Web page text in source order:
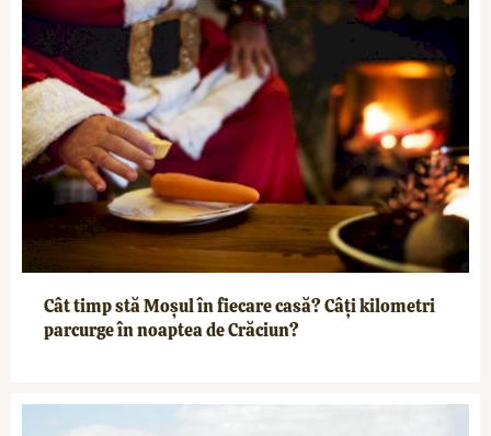
Cât timp stă Moșul în fiecare casă? Câți kilometri
parcurge în noaptea de Crăciun?